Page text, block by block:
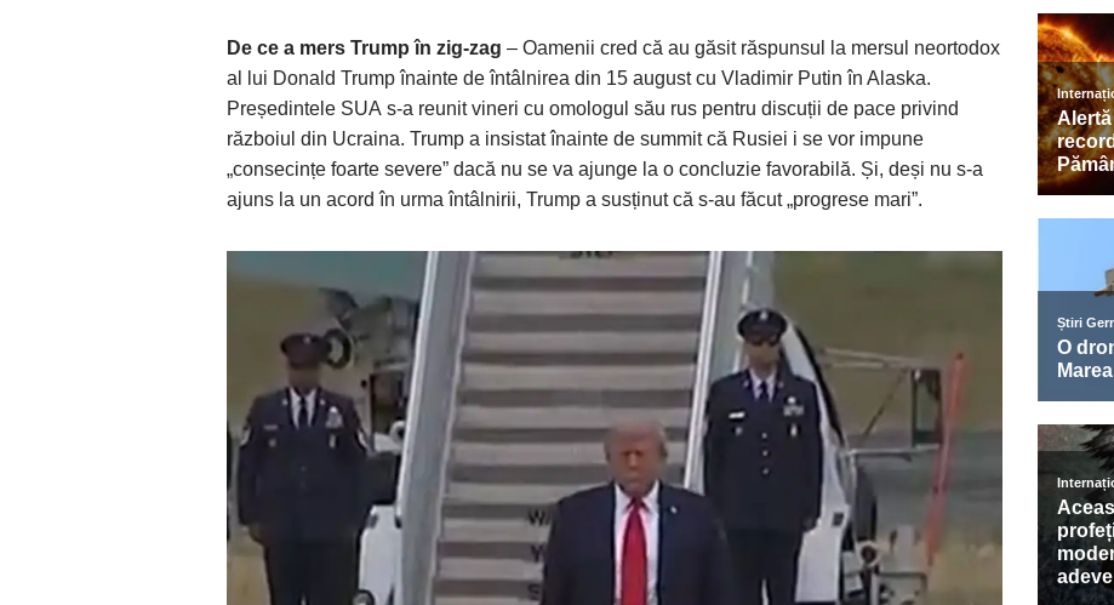
De ce a mers Trump în zig-zag – Oamenii cred că au găsit răspunsul la mersul neortodox
al lui Donald Trump înainte de întâlnirea din 15 august cu Vladimir Putin în Alaska.
Președintele SUA s-a reunit vineri cu omologul său rus pentru discuții de pace privind
războiul din Ucraina. Trump a insistat înainte de summit că Rusiei i se vor impune
„consecințe foarte severe” dacă nu se va ajunge la o concluzie favorabilă. Și, deși nu s-a
ajuns la un acord în urma întâlnirii, Trump a susținut că s-au făcut „progrese mari”.